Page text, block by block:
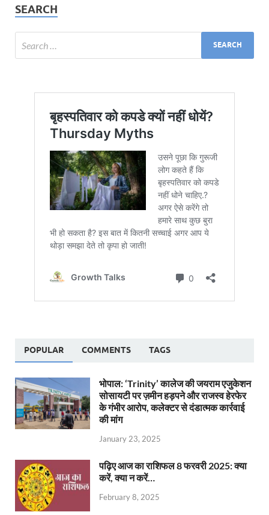
SEARCH
POPULAR COMMENTS TAGS
भोपाल: ‘Trinity’ कालेज की जयराम एजुकेशन
सोसायटी पर ज़मीन हड़पने और राजस्व हेरफेर
के गंभीर आरोप, कलेक्टर से दंडात्मक कार्रवाई
की मांग
January 23, 2025
पढ़िए आज का राशिफल 8 फरवरी 2025: क्या
करें, क्या न करें…
February 8, 2025